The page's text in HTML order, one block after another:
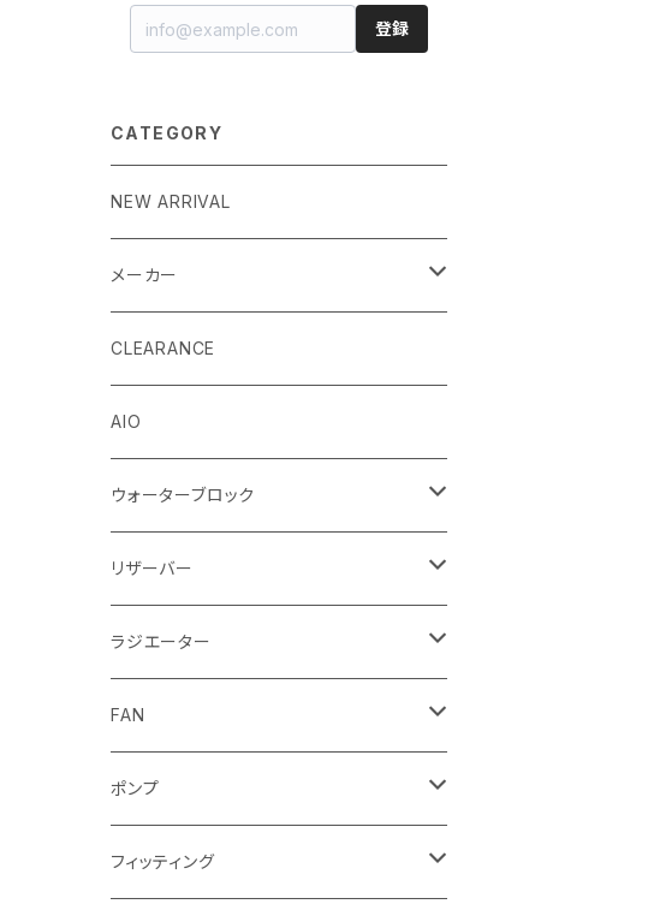
登録
CATEGORY
NEW ARRIVAL
メーカー
EK by LM Tek
Stealkey Customs (coming soon)
CLEARANCE
AIO
ウォーターブロック
CPUウォーターブロック
Intel
AMD
GPUウォーターブロック
NVIDIA
AMD
モノブロック
リザーバー
EK-RESチューブ（交換用）
EK-D5 Series
ディストロプレート
ラジエーター
ラジエーターサイズ240mm
ラジエーターサイズ280mm
ラジエーターサイズ360mm
FAN
FANサイズ120mm
FANサイズ140mm
ポンプ
ディストロプレート
フィッティング